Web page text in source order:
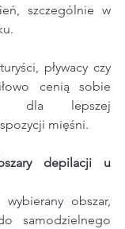
szczególnie w
pływacy czy
cenią sobie
dla lepszej
mięśni.
depilacji
u
obszar,
samodzielnego